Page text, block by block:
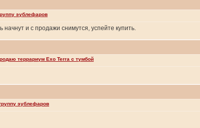
эублефаров
и с продажи снимутся, успейте купить.
террариум Exo Terra c тумбой
эублефаров